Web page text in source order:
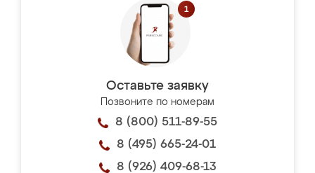
Оставьте заявку
Позвоните по номерам
8 (800) 511-89-55
8 (495) 665-24-01
8 (926) 409-68-13